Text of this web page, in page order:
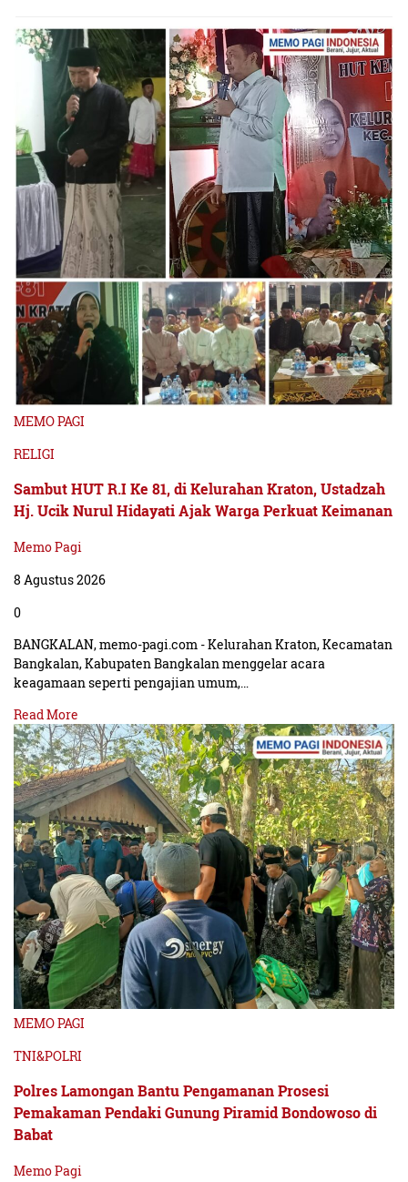
MEMO PAGI
RELIGI
Sambut HUT R.I Ke 81, di Kelurahan Kraton, Ustadzah
Hj. Ucik Nurul Hidayati Ajak Warga Perkuat Keimanan
Memo Pagi
8 Agustus 2026
0
BANGKALAN, memo-pagi.com - Kelurahan Kraton, Kecamatan
Bangkalan, Kabupaten Bangkalan menggelar acara
keagamaan seperti pengajian umum,…
Read More
MEMO PAGI
TNI&POLRI
Polres Lamongan Bantu Pengamanan Prosesi
Pemakaman Pendaki Gunung Piramid Bondowoso di
Babat
Memo Pagi